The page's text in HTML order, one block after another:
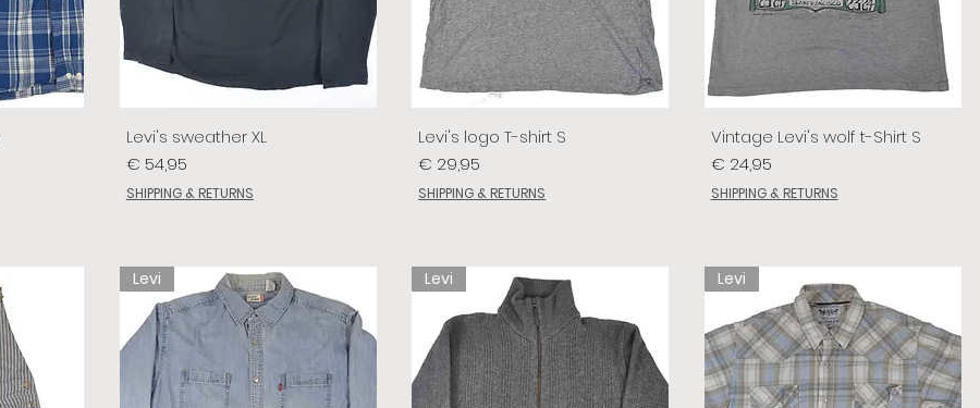
Levi's sweather XL
Prijs
€ 54,95
SHIPPING & RETURNS
Levi's logo T-shirt S
Prijs
€ 29,95
SHIPPING & RETURNS
Vintage Levi's wolf t-Shirt S
Prijs
€ 24,95
SHIPPING & RETURNS
Levi Levi Levi